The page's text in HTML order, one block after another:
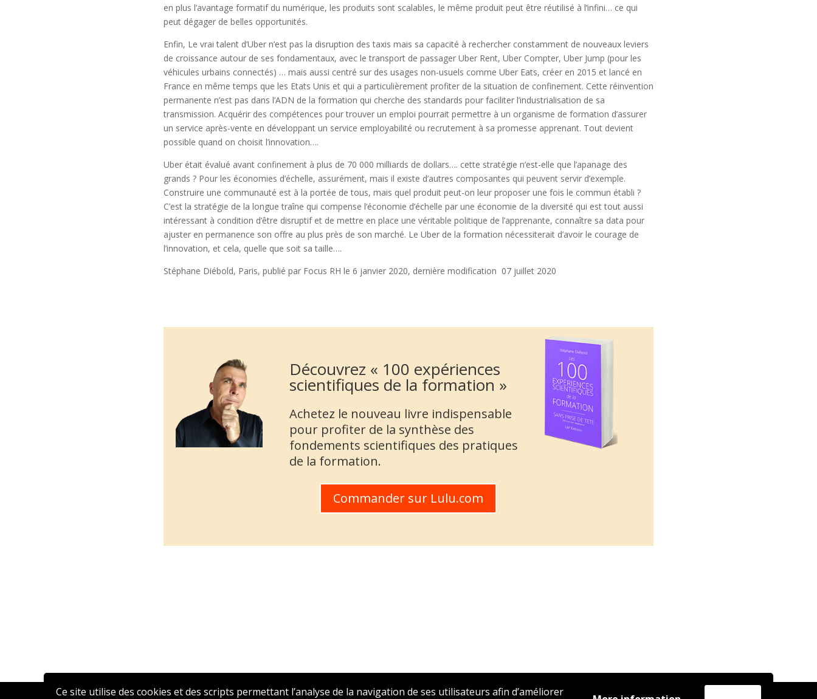
Ce site utilise des cookies et des scripts permettant l’analyse de la navigation de ses utilisateurs afin d’améliorer
en plus l’avantage formatif du numérique, les produits sont scalables, le même produit peut être réutilisé à l’infini… ce qui
peut dégager de belles opportunités.
Enfin, Le vrai talent d’Uber n’est pas la disruption des taxis mais sa capacité à rechercher constamment de nouveaux leviers
de croissance autour de ses fondamentaux, avec le transport de passager Uber Rent, Uber Compter, Uber Jump (pour les
véhicules urbains connectés) … mais aussi centré sur des usages non-usuels comme Uber Eats, créer en 2015 et lancé en
France en même temps que les Etats Unis et qui a particulièrement profiter de la situation de confinement. Cette réinvention
permanente n’est pas dans l’ADN de la formation qui cherche des standards pour faciliter l’industrialisation de sa
transmission. Acquérir des compétences pour trouver un emploi pourrait permettre à un organisme de formation d’assurer
un service après-vente en développant un service employabilité ou recrutement à sa promesse apprenant. Tout devient
possible quand on choisit l’innovation….
Uber était évalué avant confinement à plus de 70 000 milliards de dollars…. cette stratégie n’est-elle que l’apanage des
grands ? Pour les économies d’échelle, assurément, mais il existe d’autres composantes qui peuvent servir d’exemple.
Construire une communauté est à la portée de tous, mais quel produit peut-on leur proposer une fois le commun établi ?
C’est la stratégie de la longue traîne qui compense l’économie d’échelle par une économie de la diversité qui est tout aussi
intéressant à condition d’être disruptif et de mettre en place une véritable politique de l’apprenante, connaître sa data pour
ajuster en permanence son offre au plus près de son marché. Le Uber de la formation nécessiterait d’avoir le courage de
l’innovation, et cela, quelle que soit sa taille….
Stéphane Diébold, Paris, publié par Focus RH le 6 janvier 2020, dernière modification 07 juillet 2020
Découvrez « 100 expériences
scientifiques de la formation »
Achetez le nouveau livre indispensable
pour profiter de la synthèse des
fondements scientifiques des pratiques
de la formation.
Commander sur Lulu.com